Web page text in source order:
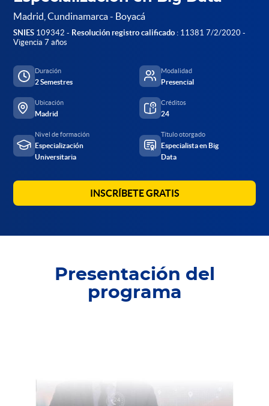
Madrid, Cundinamarca - Boyacá
SNIES 109342 - Resolución registro calificado : 11381 7/2/2020 -
Vigencia 7 años
Duración
2 Semestres
Modalidad
Presencial
Ubicación
Madrid
Créditos
24
Nivel de formación
Especialización
Universitaria
Título otorgado
Especialista en Big
Data
INSCRÍBETE GRATIS
Presentación del
programa